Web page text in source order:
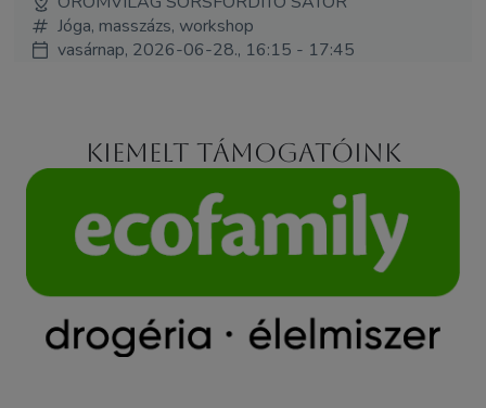
Jóga, masszázs, workshop
vasárnap, 2026-06-28., 16:15 - 17:45
Kiemelt támogatóink